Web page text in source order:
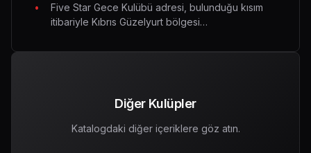
Five Star Gece Kulübü adresi, bulunduğu kısım
itibariyle Kıbrıs Güzelyurt bölgesi…
Diğer Kulüpler
Katalogdaki diğer içeriklere göz atın.